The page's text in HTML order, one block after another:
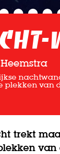
plekken van
trekt
van